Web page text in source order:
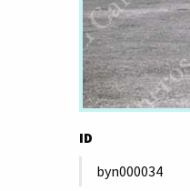
ID
byn000034